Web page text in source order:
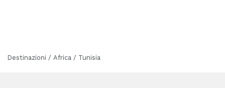
Destinazioni / Africa / Tunisia